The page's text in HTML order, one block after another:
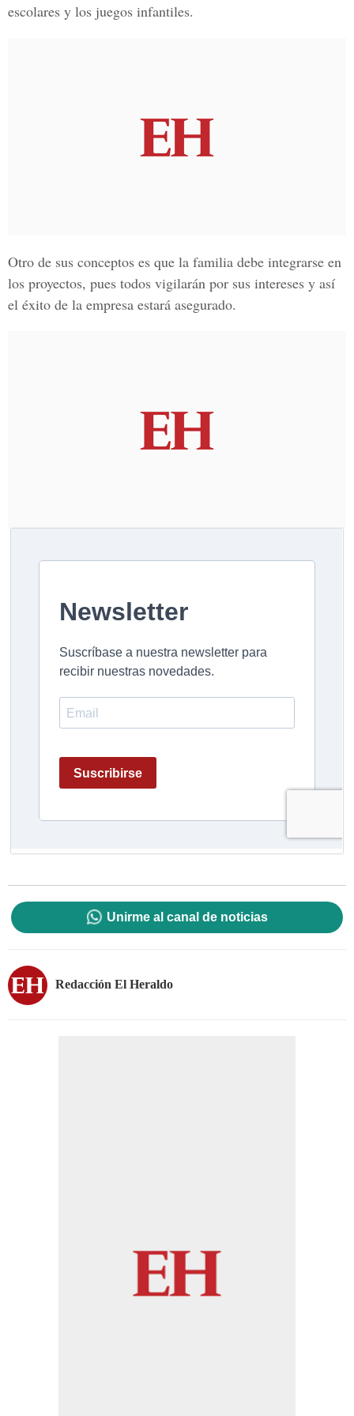
escolares y los juegos infantiles.
Otro de sus conceptos es que la familia debe integrarse en
los proyectos, pues todos vigilarán por sus intereses y así
el éxito de la empresa estará asegurado.
Unirme al canal de noticias
Redacción El Heraldo